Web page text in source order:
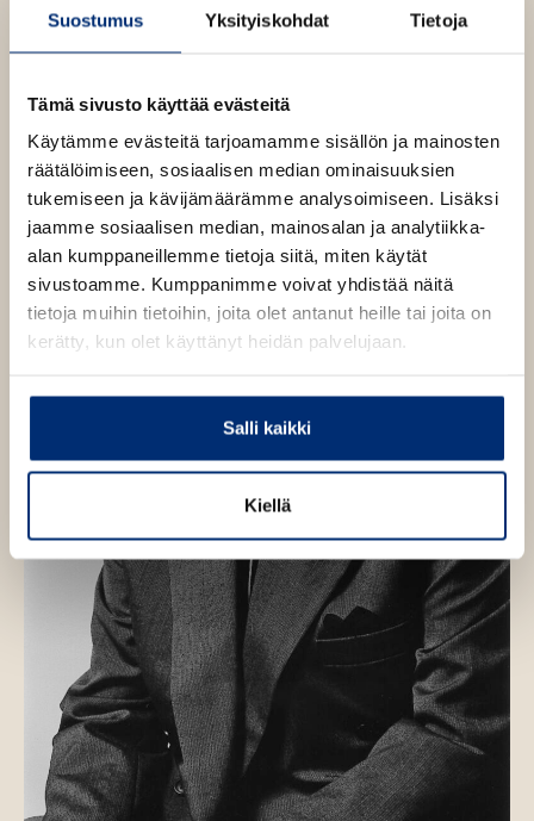
Suostumus Yksityiskohdat Tietoja
Tämä sivusto käyttää evästeitä
Käytämme evästeitä tarjoamamme sisällön ja mainosten
räätälöimiseen, sosiaalisen median ominaisuuksien
tukemiseen ja kävijämäärämme analysoimiseen. Lisäksi
jaamme sosiaalisen median, mainosalan ja analytiikka-
alan kumppaneillemme tietoja siitä, miten käytät
sivustoamme. Kumppanimme voivat yhdistää näitä
tietoja muihin tietoihin, joita olet antanut heille tai joita on
kerätty, kun olet käyttänyt heidän palvelujaan.
Salli kaikki
Kiellä
e
n
ä
l
i
l
e
h
t
e
e
t
e
n
v
ä
l
i
l
e
h
t
e
Lue lisää tekijästä
e
n
o
L
e
h
v
s
l
i
h
o